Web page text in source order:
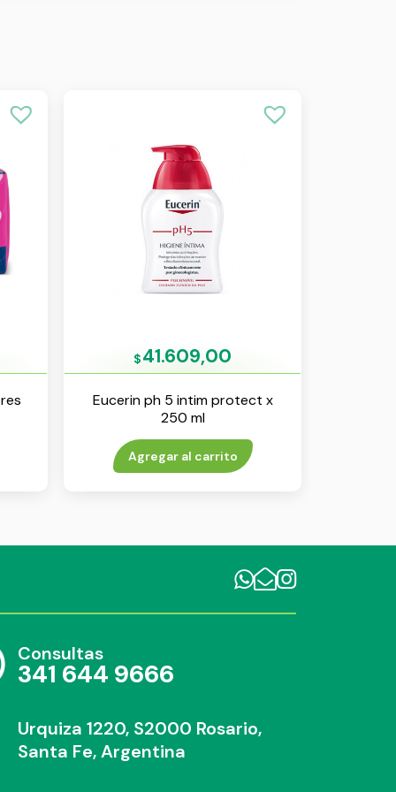
$41.609,00
Eucerin ph 5 intim protect x
250 ml
Agregar al carrito
Consultas
341 644 9666
Urquiza 1220, S2000 Rosario,
Santa Fe, Argentina